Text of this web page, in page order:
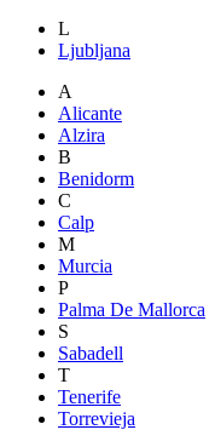
L
Ljubljana
A
Alicante
Alzira
B
Benidorm
C
Calp
M
Murcia
P
Palma De Mallorca
S
Sabadell
T
Tenerife
Torrevieja